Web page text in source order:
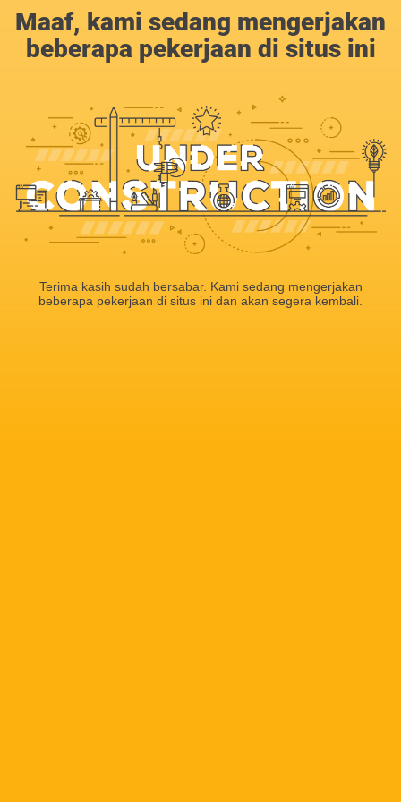
Maaf, kami sedang mengerjakan
beberapa pekerjaan di situs ini
Terima kasih sudah bersabar. Kami sedang mengerjakan
beberapa pekerjaan di situs ini dan akan segera kembali.